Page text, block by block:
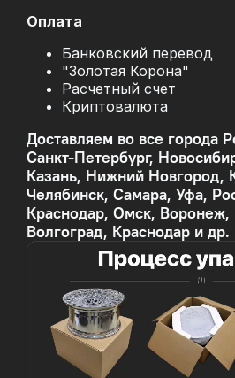
Оплата
Банковский перевод
"Золотая Корона"
Расчетный счет
Криптовалюта
Доставляем во все города
Санкт-Петербург,
Казань, Нижний Новгород,
Челябинск, Самара, Уфа,
Краснодар, Омск,
Волгоград, Краснодар и др.